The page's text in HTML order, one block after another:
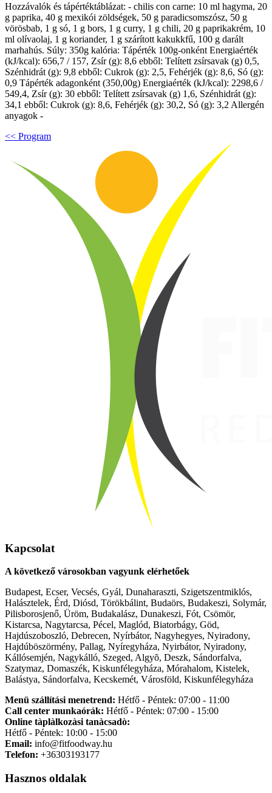
Hozzávalók és tápértéktáblázat: - chilis con carne: 10 ml hagyma, 20
g paprika, 40 g mexikói zöldségek, 50 g paradicsomszósz, 50 g
vörösbab, 1 g só, 1 g bors, 1 g curry, 1 g chili, 20 g paprikakrém, 10
ml olívaolaj, 1 g koriander, 1 g szárított kakukkfű, 100 g darált
marhahús. Súly: 350g kalória: Tápérték 100g-onként Energiaérték
(kJ/kcal): 656,7 / 157, Zsír (g): 8,6 ebből: Telített zsírsavak (g) 0,5,
Szénhidrát (g): 9,8 ebből: Cukrok (g): 2,5, Fehérjék (g): 8,6, Só (g):
0,9 Tápérték adagonként (350,00g) Energiaérték (kJ/kcal): 2298,6 /
549,4, Zsír (g): 30 ebből: Telített zsírsavak (g) 1,6, Szénhidrát (g):
34,1 ebből: Cukrok (g): 8,6, Fehérjék (g): 30,2, Só (g): 3,2 Allergén
anyagok -
<< Program
Kapcsolat
A következő városokban vagyunk elérhetőek
Budapest, Ecser, Vecsés, Gyál, Dunaharaszti, Szigetszentmiklós,
Halásztelek, Érd, Diósd, Törökbálint, Budaörs, Budakeszi, Solymár,
Pilisborosjenő, Üröm, Budakalász, Dunakeszi, Fót, Csömör,
Kistarcsa, Nagytarcsa, Pécel, Maglód, Biatorbágy, Göd,
Hajdúszoboszló, Debrecen, Nyírbátor, Nagyhegyes, Nyiradony,
Hajdúböszörmény, Pallag, Nyíregyháza, Nyirbátor, Nyiradony,
Kállósemjén, Nagykálló, Szeged, Algyõ, Deszk, Sándorfalva,
Szatymaz, Domaszék, Kiskunfélegyháza, Mórahalom, Kistelek,
Balástya, Sándorfalva, Kecskemét, Városföld, Kiskunfélegyháza
Menü szállítási menetrend: Hétfő - Péntek: 07:00 - 11:00
Call center munkaórák: Hétfő - Péntek: 07:00 - 15:00
Online tàplàlkozàsi tanàcsadò:
Hétfő - Péntek: 10:00 - 15:00
Email: info@fitfoodway.hu
Telefon: +36303193177
Hasznos oldalak